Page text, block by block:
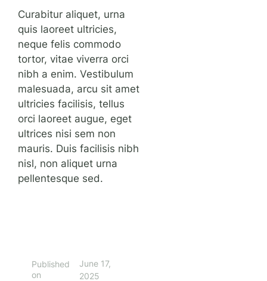
Curabitur aliquet, urna
quis laoreet ultricies,
neque felis commodo
tortor, vitae viverra orci
nibh a enim. Vestibulum
malesuada, arcu sit amet
ultricies facilisis, tellus
orci laoreet augue, eget
ultrices nisi sem non
mauris. Duis facilisis nibh
nisl, non aliquet urna
pellentesque sed.
Published
on
June 17,
2025